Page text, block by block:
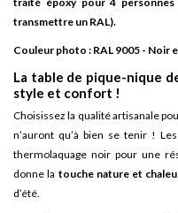
transmettre un RAL).
Couleur photo : RAL 9005 - Noir
La table de pique-nique
style et confort !
Choisissez la qualité artisanale
n’auront qu’à bien se tenir !
thermolaquage noir pour une
donne la touche nature et
d’été.